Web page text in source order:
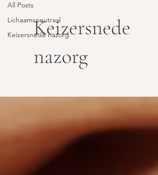
All Posts
Lichaamsneutraal
Keizersnede nazorg
Keizersnede
nazorg